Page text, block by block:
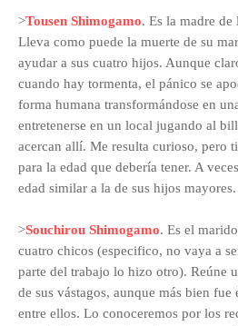
>Tousen Shimogamo. Es la madre de
Lleva como puede la muerte de su
ayudar a sus cuatro hijos. Aunque
cuando hay tormenta, el pánico se
forma humana transformándose en
entretenerse en un local jugando al
acercan allí. Me resulta curioso, pero
para la edad que debería tener. A
edad similar a la de sus hijos mayores.
>Souchirou Shimogamo. Es el
cuatro chicos (especifico, no vaya a
parte del trabajo lo hizo otro). Reúne
de sus vástagos, aunque más bien
entre ellos. Lo conoceremos por los